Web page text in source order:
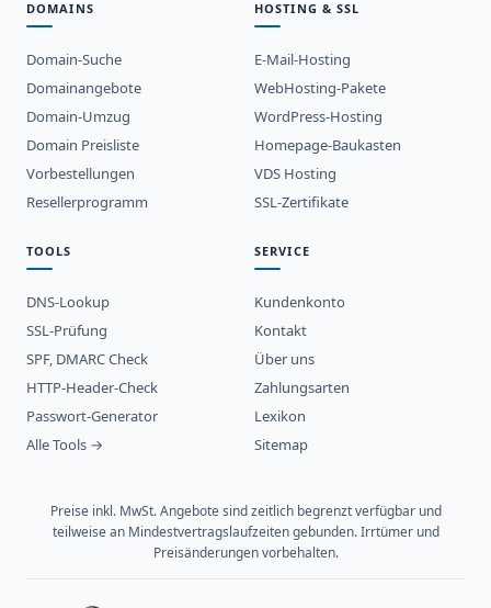
DOMAINS
Domain-Suche
Domainangebote
Domain-Umzug
Domain Preisliste
Vorbestellungen
Resellerprogramm
HOSTING & SSL
E-Mail-Hosting
WebHosting-Pakete
WordPress-Hosting
Homepage-Baukasten
VDS Hosting
SSL-Zertifikate
TOOLS
DNS-Lookup
SSL-Prüfung
SPF, DMARC Check
HTTP-Header-Check
Passwort-Generator
Alle Tools →
SERVICE
Kundenkonto
Kontakt
Über uns
Zahlungsarten
Lexikon
Sitemap
Preise inkl. MwSt. Angebote sind zeitlich begrenzt verfügbar und
teilweise an Mindestvertragslaufzeiten gebunden. Irrtümer und
Preisänderungen vorbehalten.